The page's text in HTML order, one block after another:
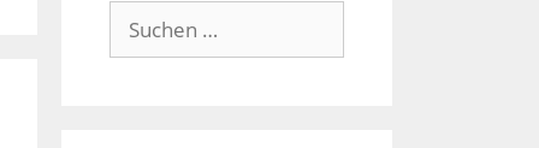
Suchen
nach: